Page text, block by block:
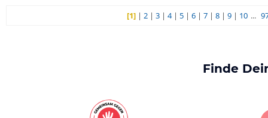
[1]| 2| 3| 4| 5| 6| 7| 8| 9| 10 ...
Finde